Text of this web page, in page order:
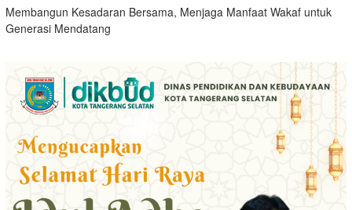
Membangun Kesadaran Bersama, Menjaga Manfaat Wakaf untuk
Generasi Mendatang